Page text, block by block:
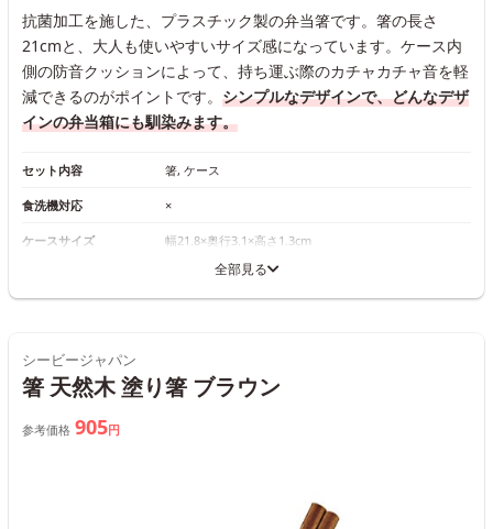
抗菌加工を施した、プラスチック製の弁当箸です。箸の長さ
21cmと、大人も使いやすいサイズ感になっています。ケース内
側の防音クッションによって、持ち運ぶ際のカチャカチャ音を軽
減できるのがポイントです。 シンプルなデザインで、どんなデザ
インの弁当箱にも馴染みます。
セット内容 箸, ケース
食洗機対応 ×
ケースサイズ 幅21.8×奥行3.1×高さ1.3cm
全部見る
シービージャパン
箸 天然木 塗り箸 ブラウン
参考価格 905円